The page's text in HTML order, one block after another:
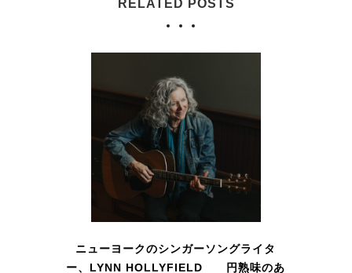
RELATED POSTS
ニューヨークのシンガーソングライタ
ー、LYNN HOLLYFIELD 円熟味のあ